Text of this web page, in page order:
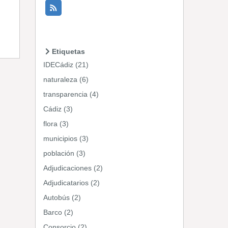
Etiquetas
IDECádiz (21)
naturaleza (6)
transparencia (4)
Cádiz (3)
flora (3)
municipios (3)
población (3)
Adjudicaciones (2)
Adjudicatarios (2)
Autobús (2)
Barco (2)